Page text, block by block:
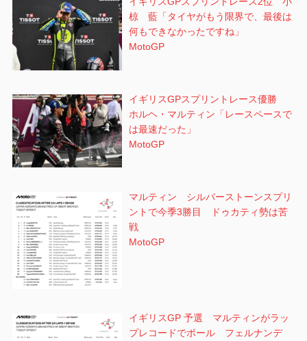
椋 藍「タイヤがもう限界で、最後は
何もできなかったですね」
MotoGP
イギリスGPスプリントレース優勝
ホルヘ・マルティン「レースペースで
は最速だった」
MotoGP
マルティン シルバーストーンスプリ
ントで今季3勝目 ドゥカティ勢は苦
戦
MotoGP
イギリスGP 予選 マルティンがラッ
プレコードでポール フェルナンデ